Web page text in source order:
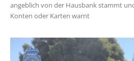
angeblich von der Hausbank stammt
Konten oder Karten warnt